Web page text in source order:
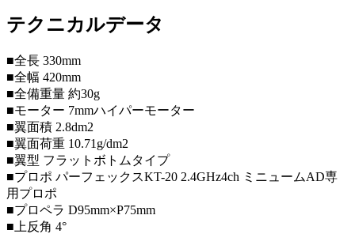
テクニカルデータ
■全長 330mm
■全幅 420mm
■全備重量 約30g
■モーター 7mmハイパーモーター
■翼面積 2.8dm2
■翼面荷重 10.71g/dm2
■翼型 フラットボトムタイプ
■プロポ パーフェックスKT-20 2.4GHz4ch ミニュームAD専
用プロポ
■プロペラ D95mm×P75mm
■上反角 4°